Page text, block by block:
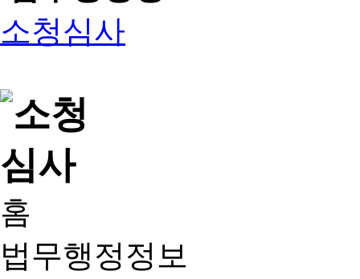
소청심사
홈
법무행정정보